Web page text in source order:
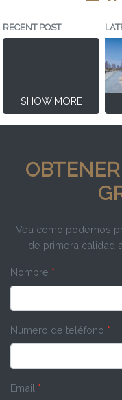
RECENT POST
SHOW MORE
Vea cómo podemos
de primera calidad
Nombre *
Número de teléfono *
Email *